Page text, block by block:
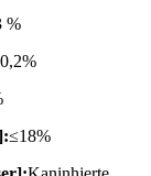
%
≤18%